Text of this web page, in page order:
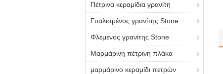
Πέτρινα κεραμίδια γρανίτη
Γυαλισμένος γρανίτης Stone
Φλεμένος γρανίτης Stone
Μαρμάρινη πέτρινη πλάκα
μαρμάρινο κεραμίδι πετρών